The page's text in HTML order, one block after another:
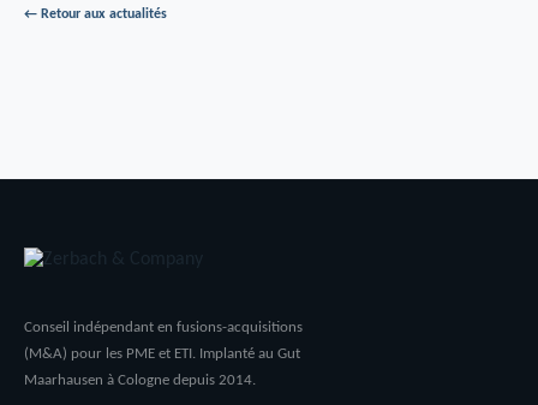
← Retour aux actualités
Conseil indépendant en fusions-acquisitions
(M&A) pour les PME et ETI. Implanté au Gut
Maarhausen à Cologne depuis 2014.